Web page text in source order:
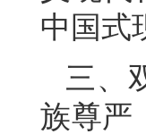
中国式
三、
族尊严